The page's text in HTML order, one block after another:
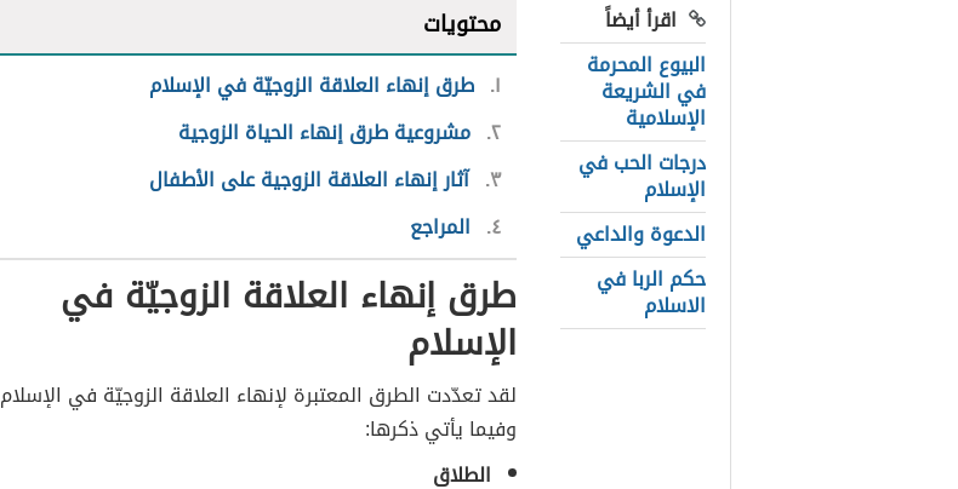
اقرأ أيضاً
البيوع المحرمة
في الشريعة
الإسلامية
درجات الحب في
الإسلام
الدعوة والداعي
حكم الربا في
الاسلام
محتويات
١ طرق إنهاء العلاقة الزوجيّة في الإسلام
٢ مشروعية طرق إنهاء الحياة الزوجية
٣ آثار إنهاء العلاقة الزوجية على الأطفال
٤ المراجع
طرق إنهاء العلاقة الزوجيّة في
الإسلام
لقد تعدّدت الطرق المعتبرة لإنهاء العلاقة الزوجيّة في الإسلام
وفيما يأتي ذكرها:
الطلاق